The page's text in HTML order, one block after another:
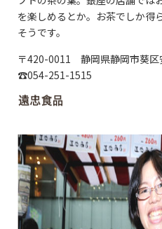
を楽しめるとか。お茶でしか得
そうです。
〒420-0011 静岡県静岡市葵区
☎054-251-1515